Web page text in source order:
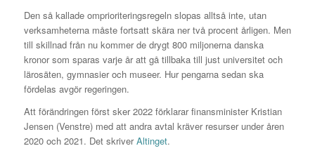
Den så kallade omprioriteringsregeln slopas alltså inte, utan
verksamheterna måste fortsatt skära ner två procent årligen. Men
till skillnad från nu kommer de drygt 800 miljonerna danska
kronor som sparas varje år att gå tillbaka till just universitet och
lärosäten, gymnasier och museer. Hur pengarna sedan ska
fördelas avgör regeringen.
Att förändringen först sker 2022 förklarar finansminister Kristian
Jensen (Venstre) med att andra avtal kräver resurser under åren
2020 och 2021. Det skriverAltinget.